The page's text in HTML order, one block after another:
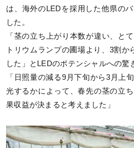
は、海外のLEDを採用した他県の
した。
「茎の立ち上がり本数が違い、と
トリウムランプの圃場より、3割か
した」とLEDのポテンシャルへの驚
「日照量の減る9月下旬から3月上
光するかによって、春先の茎の立
果収益が決まると考えました」